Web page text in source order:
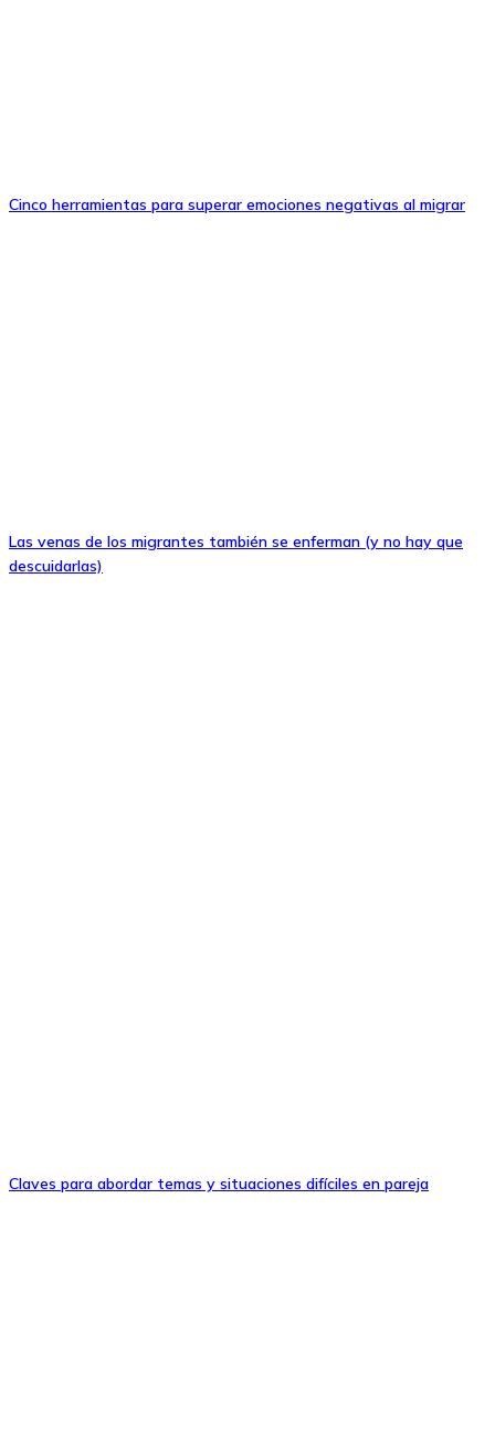
Cinco herramientas para superar emociones negativas al migrar
Las venas de los migrantes también se enferman (y no hay que
descuidarlas)
Claves para abordar temas y situaciones difíciles en pareja